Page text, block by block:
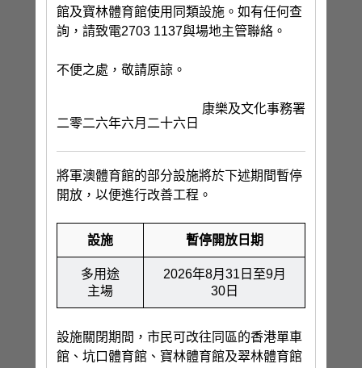
館及寶林體育館使用同類設施。如有任何查
詢，請致電2703 1137與場地主管聯絡。
不便之處，敬請原諒。
康樂及文化事務署
二零二六年六月二十六日
將軍澳體育館的部分設施將於下述期間暫停
開放，以便進行改善工程。
設施 暫停開放日期
多用途
主場
2026年8月31日至9月
30日
設施關閉期間，市民可改往同區的香港單車
館、坑口體育館、寶林體育館及翠林體育館